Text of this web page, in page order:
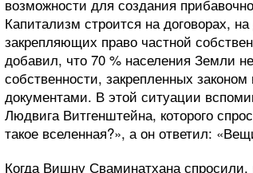
возможности для создания
Капитализм строится на договорах,
закрепляющих право частной
добавил, что 70 % населения Земли
собственности, закрепленных законом
документами. В этой ситуации
Людвига Витгенштейна, которого
такое вселенная?», а он ответил:
Когда Вишну Сваминатхана спросили,